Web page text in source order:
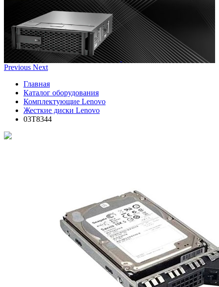
Previous Next
Главная
Каталог оборудования
Комплектующие Lenovo
Жесткие диски Lenovo
03T8344